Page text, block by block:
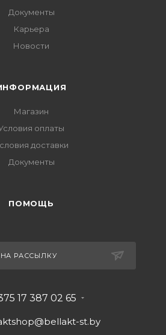
Документы
Карьера
Новости
Магазин
оплаты
доставки
Документы
ПОМОЩЬ
РАССЫЛКУ
17 387 02 65
st.by